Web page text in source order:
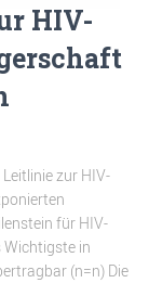
HIV-
zur HIV-
für HIV-
in
(n=n) Die